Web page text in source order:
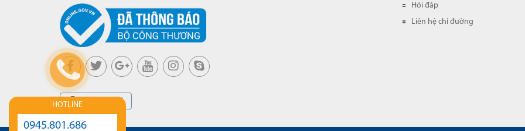
Xem bản đồ
Hỏi đáp
Liên hệ chỉ đường
HOTLINE
0945.801.686